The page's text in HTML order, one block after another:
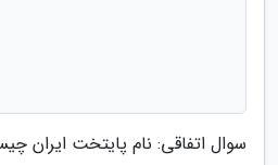
سوال اتفاقی: نام پایتخت ایران